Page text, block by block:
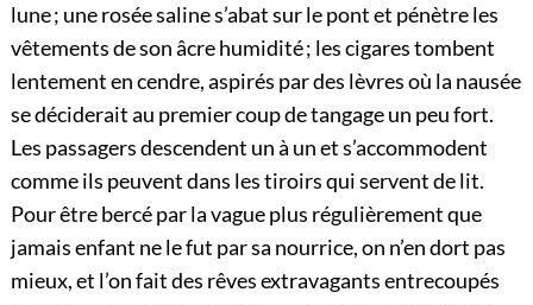
lune ; une rosée saline s’abat sur le pont et pénètre les
vêtements de son âcre humidité ; les cigares tombent
lentement en cendre, aspirés par des lèvres où la nausée
se déciderait au premier coup de tangage un peu fort.
Les passagers descendent un à un et s’accommodent
comme ils peuvent dans les tiroirs qui servent de lit.
Pour être bercé par la vague plus régulièrement que
jamais enfant ne le fut par sa nourrice, on n’en dort pas
mieux, et l’on fait des rêves extravagants entrecoupés